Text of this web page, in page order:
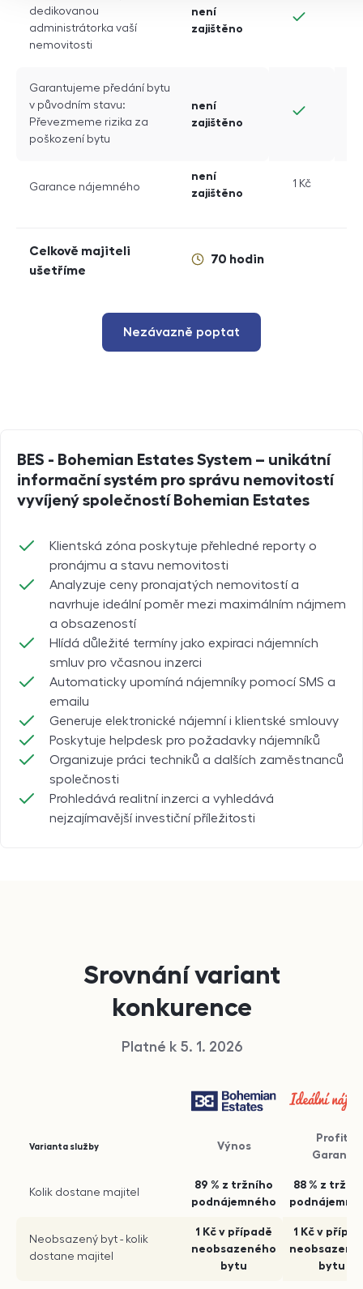
dedikovanou
administrátorka vaší
nemovitosti
není
zajištěno
Garantujeme předání bytu
v původním stavu:
Převezmeme rizika za
poškození bytu
není
zajištěno
Garance nájemného
není
zajištěno
1 Kč
Celkově majiteli
ušetříme
70 hodin
Nezávazně poptat
BES - Bohemian Estates System – unikátní
informační systém pro správu nemovitostí
vyvíjený společností Bohemian Estates
Klientská zóna poskytuje přehledné reporty o
pronájmu a stavu nemovitosti
Analyzuje ceny pronajatých nemovitostí a
navrhuje ideální poměr mezi maximálním nájmem
a obsazeností
Hlídá důležité termíny jako expiraci nájemních
smluv pro včasnou inzerci
Automaticky upomíná nájemníky pomocí SMS a
emailu
Generuje elektronické nájemní i klientské smlouvy
Poskytuje helpdesk pro požadavky nájemníků
Organizuje práci techniků a dalších zaměstnanců
společnosti
Prohledává realitní inzerci a vyhledává
nejzajímavější investiční příležitosti
Srovnání variant
konkurence
Platné k 5. 1. 2026
Varianta služby Výnos
Profit
Garant
Kolik dostane majitel
89 % z tržního
podnájemného
88 % z
Neobsazený byt - kolik
dostane majitel
1 Kč v případě
neobsazeného
bytu
1 Kč v
bytu